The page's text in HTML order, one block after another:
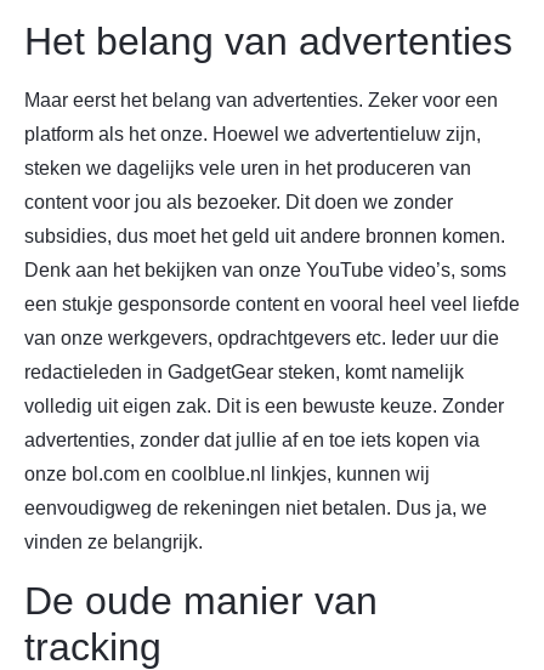
Het belang van advertenties
Maar eerst het belang van advertenties. Zeker voor een
platform als het onze. Hoewel we advertentieluw zijn,
steken we dagelijks vele uren in het produceren van
content voor jou als bezoeker. Dit doen we zonder
subsidies, dus moet het geld uit andere bronnen komen.
Denk aan het bekijken van onze YouTube video’s, soms
een stukje gesponsorde content en vooral heel veel liefde
van onze werkgevers, opdrachtgevers etc. Ieder uur die
redactieleden in GadgetGear steken, komt namelijk
volledig uit eigen zak. Dit is een bewuste keuze. Zonder
advertenties, zonder dat jullie af en toe iets kopen via
onze bol.com en coolblue.nl linkjes, kunnen wij
eenvoudigweg de rekeningen niet betalen. Dus ja, we
vinden ze belangrijk.
De oude manier van
tracking